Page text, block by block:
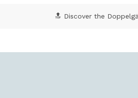
🔝 Discover the